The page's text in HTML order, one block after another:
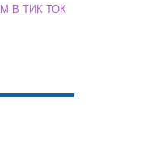
В ТИК ТОК